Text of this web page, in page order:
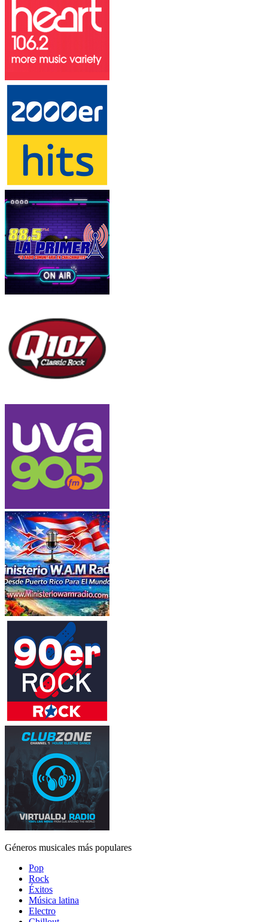
Géneros musicales más populares
Pop
Rock
Éxitos
Música latina
Electro